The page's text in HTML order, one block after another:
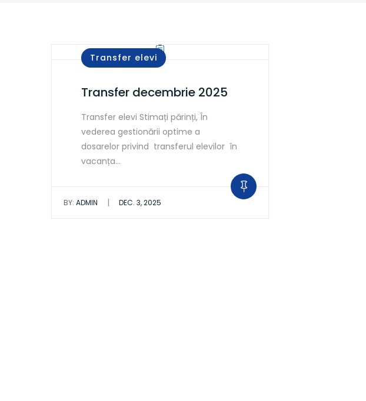
Transfer elevi
Transfer decembrie 2025
Transfer elevi Stimați părinți, În
vederea gestionării optime a
dosarelor privind transferul elevilor în
vacanța…
BY: ADMIN | DEC. 3, 2025